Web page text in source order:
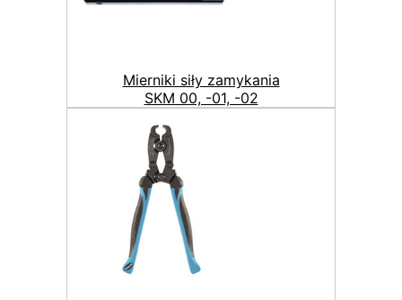
Mierniki siły zamykania
SKM 00, -01, -02